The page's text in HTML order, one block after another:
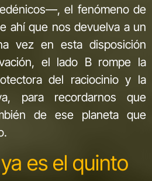
el fenómeno de
ahí que nos devuelva a un
vez en esta disposición
el lado B rompe la
del raciocinio y la
para recordarnos que
de ese planeta que
es el quinto